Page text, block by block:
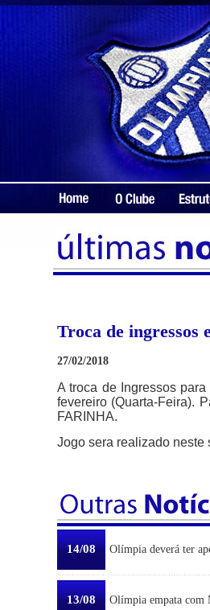
Troca de
27/02/2018
A troca de Ingressos
fevereiro (Quarta-Feira).
FARINHA.
Jogo sera realizado neste
14/08 Olímpia deverá ter
13/08 Olímpia empata com